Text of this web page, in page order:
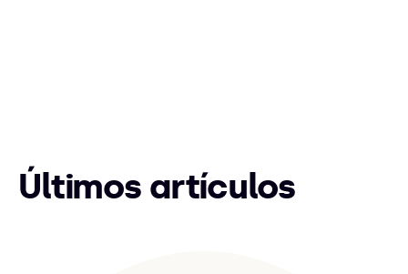
Últimos artículos